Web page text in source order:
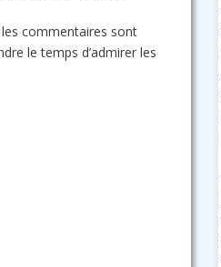
commentaires sont
le temps d’admirer les